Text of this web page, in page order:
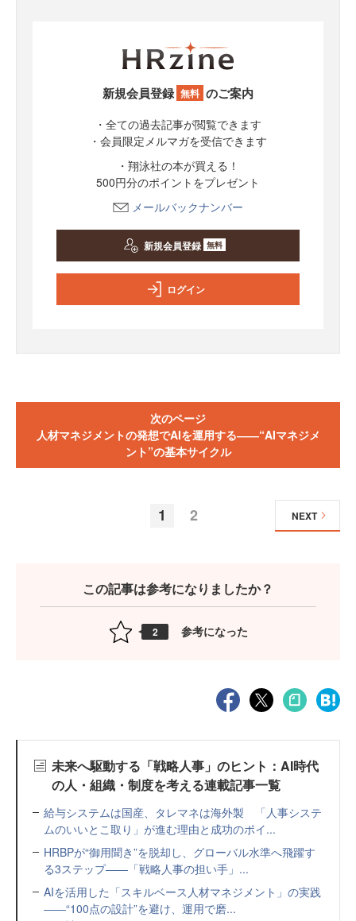
新規会員登録 無料 のご案内
・全ての過去記事が閲覧できます
・会員限定メルマガを受信できます
・翔泳社の本が買える！
500円分のポイントをプレゼント
メールバックナンバー
新規会員登録 無料
ログイン
次のページ
人材マネジメントの発想でAIを運用する――“AIマネジメ
ント”の基本サイクル
1 2 NEXT
この記事は参考になりましたか？
2 参考になった
未来へ駆動する「戦略人事」のヒント：AI時代
の人・組織・制度を考える連載記事一覧
給与システムは国産、タレマネは海外製 「人事システ
ムのいいとこ取り」が進む理由と成功のポイ...
HRBPが“御用聞き”を脱却し、グローバル水準へ飛躍す
る3ステップ——「戦略人事の担い手」...
AIを活用した「スキルベース人材マネジメント」の実践
――“100点の設計”を避け、運用で磨...